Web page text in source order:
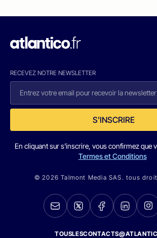
RECEVEZ NOTRE NEWSLETTER
S'INSCRIRE
En cliquant sur s'inscrire, vous confirmez que
Termes et Conditions
© 2026 Talmont Media SAS. tous